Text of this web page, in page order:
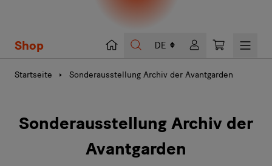
Shop Suche Warenkorb
Startseite Sonderausstellung Archiv der Avantgarden
Sonderausstellung Archiv der
Avantgarden